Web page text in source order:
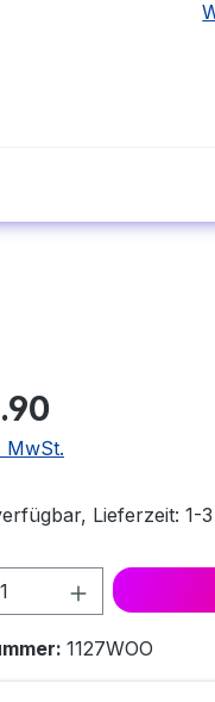
MwSt.
Lieferzeit: 1-3
Anzahl: Gib
1127WOO